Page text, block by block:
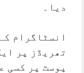
دیا۔
انسٹاگرام
تھریڈز پر
پوسٹ پر کسی